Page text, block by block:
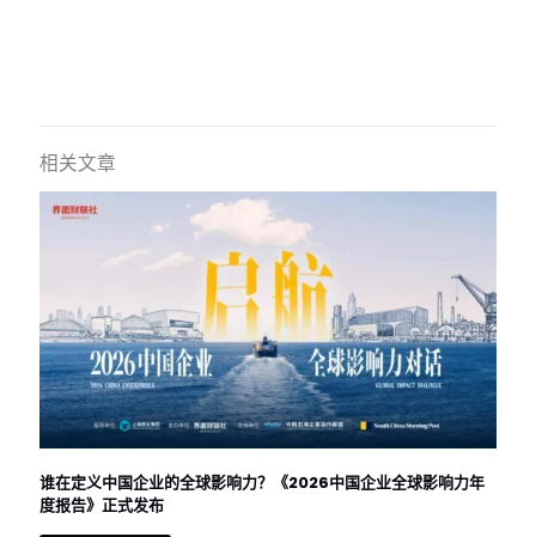
相关文章
谁在定义中国企业的全球影响力？《2026中国企业全球影响力年
度报告》正式发布